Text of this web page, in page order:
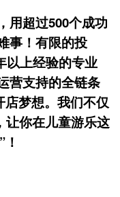
用超过500个成功
事！有限的投
以上经验的专业
营支持的全链条
店梦想。我们不仅
让你在儿童游乐这